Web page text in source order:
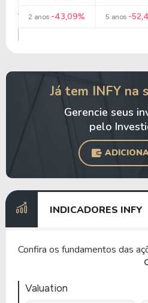
2 anos -43,09% 5 anos -
Já tem INFY na
Gerencie seus
pelo
INDICADORES INFY
Confira os fundamentos das
Valuation